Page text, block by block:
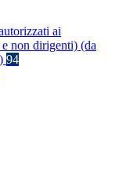
ai
non dirigenti) (da
94